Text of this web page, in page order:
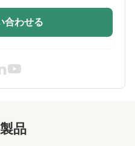
混合製造所機械
合わせる
品